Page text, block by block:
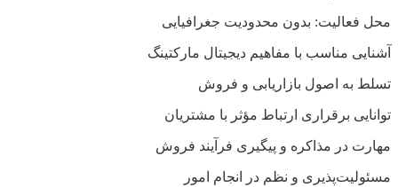
محل فعالیت: بدون محدودیت جغرافیایی
آشنایی مناسب با مفاهیم دیجیتال مارکتینگ
تسلط به اصول بازاریابی و فروش
توانایی برقراری ارتباط مؤثر با مشتریان
مهارت در مذاکره و پیگیری فرآیند فروش
مسئولیت‌پذیری و نظم در انجام امور